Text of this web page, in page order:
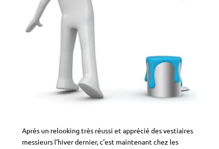
Après un relooking très réussi et apprécié des vestiaires
messieurs l’hiver dernier, c’est maintenant chez les